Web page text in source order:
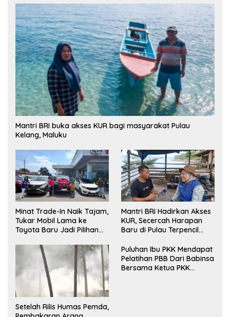
Mantri BRI buka akses KUR bagi masyarakat Pulau
Kelang, Maluku
Minat Trade-In Naik Tajam,
Tukar Mobil Lama ke
Toyota Baru Jadi Pilihan
Mantri BRI Hadirkan Akses
KUR, Secercah Harapan
Baru di Pulau Terpencil
Setelah Rilis Humas Pemda,
Puluhan Ibu PKK Mendapat
Pelatihan PBB Dari Babinsa
Bersama Ketua PKK